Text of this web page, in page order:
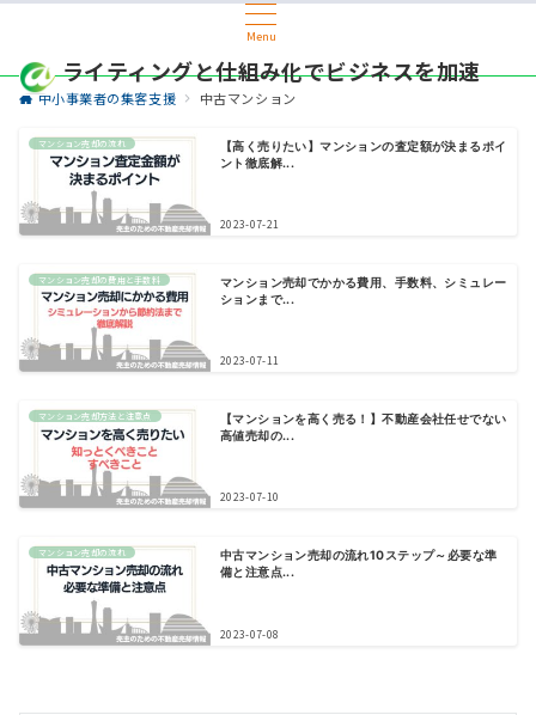
Menu
ライティングと仕組み化でビジネスを加速
中小事業者の集客支援 中古マンション
マンション売却の流れ
【高く売りたい】マンションの査定額が決まるポイ
ント徹底解...
2023-07-21
マンション売却の費用と手数料
マンション売却でかかる費用、手数料、シミュレー
ションまで...
2023-07-11
マンション売却方法と注意点
【マンションを高く売る！】不動産会社任せでない
高値売却の...
2023-07-10
マンション売却の流れ
中古マンション売却の流れ10ステップ～必要な準
備と注意点...
2023-07-08